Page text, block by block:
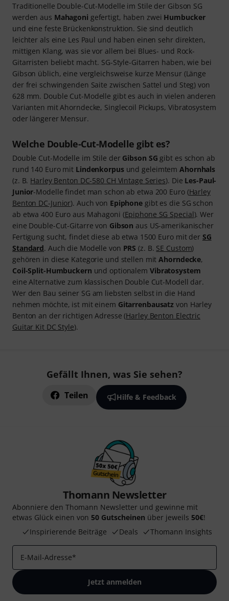
Traditionelle Double-Cut-Modelle im Stile der Gibson SG
werden aus Mahagoni gefertigt, haben zwei Humbucker
und eine feste Brückenkonstruktion. Sie sind deutlich
leichter als eine Les Paul und haben einen sehr direkten,
mittigen Klang, was sie vor allem bei Blues- und Rock-
Gitarristen beliebt macht. SG-Style-Gitarren haben, wie bei
Gibson üblich, eine vergleichsweise kurze Mensur (Länge
der frei schwingenden Saite zwischen Sattel und Steg) von
628 mm. Double Cut-Modelle gibt es auch in vielen anderen
Varianten mit Ahorndecke, Singlecoil Pickups, Vibratosystem
oder längerer Mensur.
Welche Double-Cut-Modelle gibt es?
Double Cut-Modelle im Stile der Gibson SG gibt es schon ab
rund 140 Euro mit Lindenkorpusund geleimtemAhornhals
(z. B. Harley Benton DC-580 CH Vintage Series). Die Les-Paul-
Junior-Modelle findet man schon ab etwa 200 Euro (Harley
Benton DC-Junior). Auch von Epiphone gibt es die SG schon
ab etwa 400 Euro aus Mahagoni (Epiphone SG Special). Wer
eine Double-Cut-Gitarre von Gibson aus US-amerikanischer
Fertigung sucht, findet diese ab etwa 1500 Euro mit der SG
Standard. Auch die Modelle von PRS (z. B. SE Custom)
gehören in diese Kategorie und stellen mitAhorndecke,
Coil-Split-Humbuckern und optionalem Vibratosystem
eine Alternative zum klassischen Double Cut-Modell dar.
Wer den Bau seiner SG am liebsten selbst in die Hand
nehmen möchte, ist mit einem Gitarrenbausatz von Harley
Benton an der richtigen Adresse (Harley Benton Electric
Guitar Kit DC Style).
Gefällt Ihnen, was Sie sehen?
Teilen Hilfe & Feedback
Thomann Newsletter
Abonniere den Thomann Newsletter und gewinne mit
etwas Glück einen von 50 Gutscheinen über jeweils 50€!
Inspirierende Beiträge
Deals Thomann Insights
E-Mail-Adresse*
Jetzt anmelden